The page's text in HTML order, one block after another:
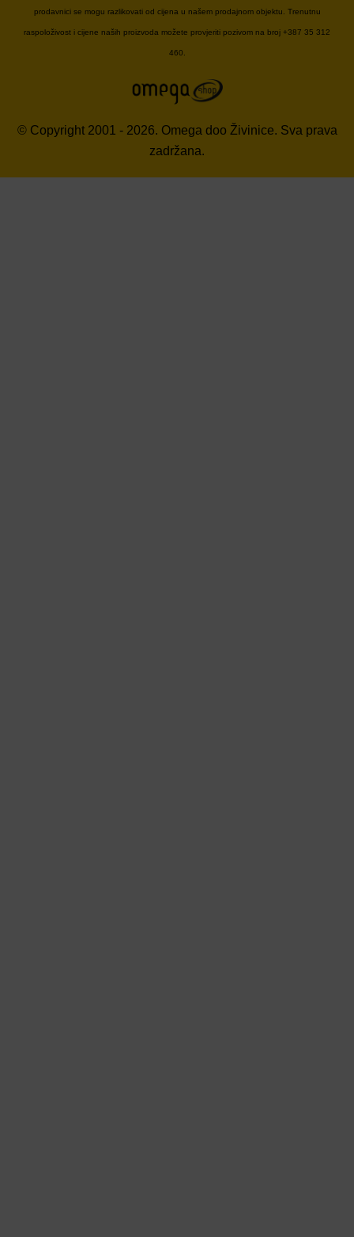
prodavnici se mogu razlikovati od cijena u našem prodajnom objektu. Trenutnu
raspoloživost i cijene naših proizvoda možete provjeriti pozivom na broj +387 35 312
460.
© Copyright 2001 - 2026. Omega doo Živinice. Sva prava
zadržana.